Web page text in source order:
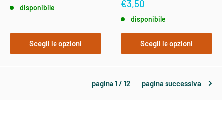
disponibile
Scegli le opzioni
€3,50
disponibile
Scegli le opzioni
pagina 1 / 12 pagina successiva